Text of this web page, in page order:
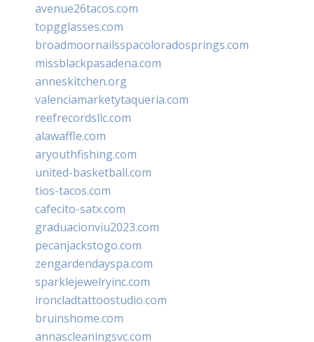
avenue26tacos.com
topgglasses.com
broadmoornailsspacoloradosprings.com
missblackpasadena.com
anneskitchen.org
valenciamarketytaqueria.com
reefrecordsllc.com
alawaffle.com
aryouthfishing.com
united-basketball.com
tios-tacos.com
cafecito-satx.com
graduacionviu2023.com
pecanjackstogo.com
zengardendayspa.com
sparklejewelryinc.com
ironcladtattoostudio.com
bruinshome.com
annascleaningsvc.com